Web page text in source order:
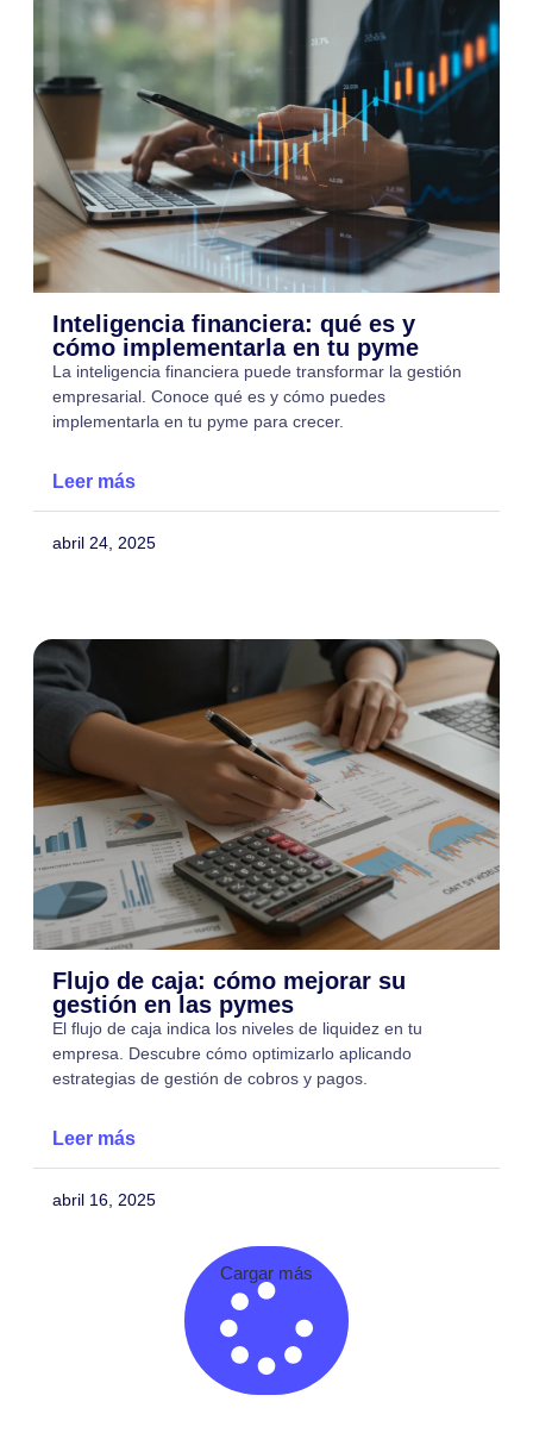
Inteligencia financiera: qué es y
cómo implementarla en tu pyme
La inteligencia financiera puede transformar la gestión
empresarial. Conoce qué es y cómo puedes
implementarla en tu pyme para crecer.
Leer más
abril 24, 2025
Flujo de caja: cómo mejorar su
gestión en las pymes
El flujo de caja indica los niveles de liquidez en tu
empresa. Descubre cómo optimizarlo aplicando
estrategias de gestión de cobros y pagos.
Leer más
abril 16, 2025
Cargar más